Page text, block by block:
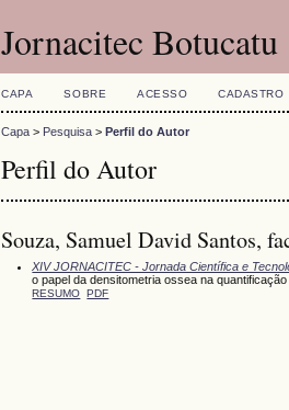
Jornacitec Botucatu
CAPA SOBRE ACESSO CADASTRO
Capa > Pesquisa >Perfil do Autor
Perfil do Autor
Souza, Samuel David Santos,
XIV JORNACITEC - Jornada Científica e
o papel da densitometria ossea na
RESUMO PDF